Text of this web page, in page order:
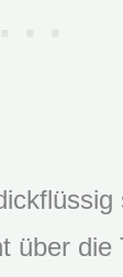
über die